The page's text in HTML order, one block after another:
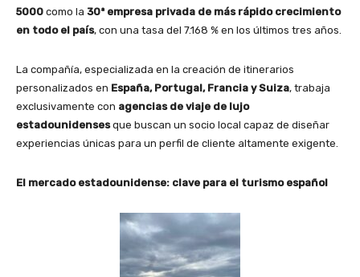
5000 como la 30ª empresa privada de más rápido crecimiento
en todo el país, con una tasa del 7.168 % en los últimos tres años.
La compañía, especializada en la creación de itinerarios
personalizados en España, Portugal, Francia y Suiza, trabaja
exclusivamente con agencias de viaje de lujo
estadounidensesque buscan un socio local capaz de diseñar
experiencias únicas para un perfil de cliente altamente exigente.
El mercado estadounidense: clave para el turismo español